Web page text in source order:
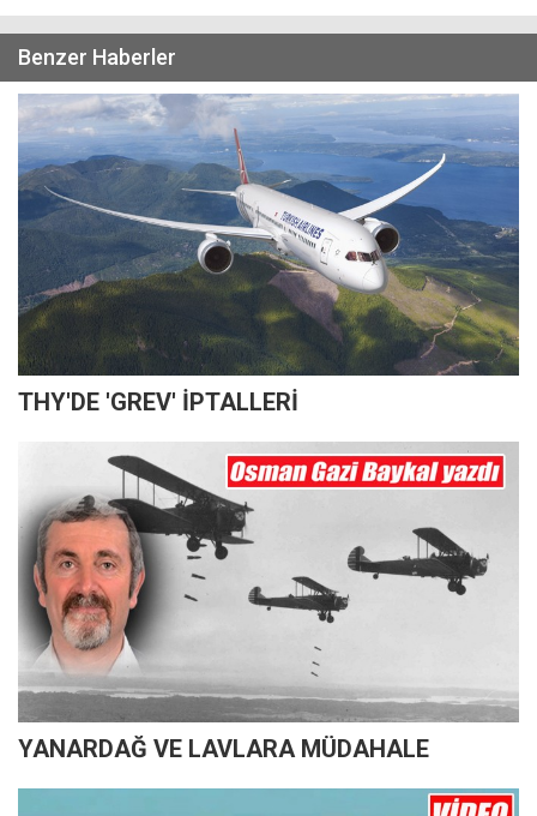
Benzer Haberler
THY'DE 'GREV' İPTALLERİ
YANARDAĞ VE LAVLARA MÜDAHALE